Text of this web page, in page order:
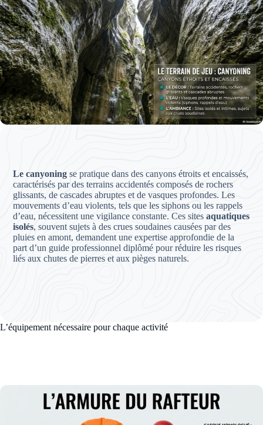
Le canyoningse pratique dans des canyons étroits et encaissés,
caractérisés par des terrains accidentés composés de rochers
glissants, de cascades abruptes et de vasques profondes. Les
mouvements d’eau violents, tels que les siphons ou les rappels
d’eau, nécessitent une vigilance constante. Ces sites aquatiques
isolés, souvent sujets à des crues soudaines causées par des
pluies en amont, demandent une expertise approfondie de la
part d’un guide professionnel diplômé pour réduire les risques
liés aux chutes de pierres et aux pièges naturels.
L’équipement nécessaire pour chaque activité